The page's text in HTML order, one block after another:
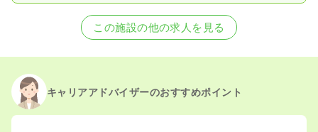
この施設の他の求人を見る
キャリアアドバイザーのおすすめポイント